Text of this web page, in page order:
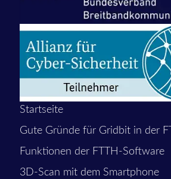
Startseite
Gute Gründe für Gridbit in der
Funktionen der FTTH-Software
3D-Scan mit dem Smartphone